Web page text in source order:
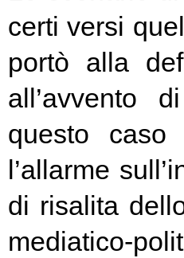
certi versi
portò alla
all’avvento
questo
l’allarme
di risalita
mediatico-